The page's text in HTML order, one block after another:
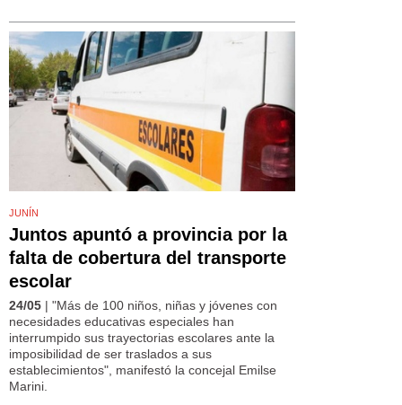
JUNÍN
Juntos apuntó a provincia por la
falta de cobertura del transporte
escolar
24/05 | "Más de 100 niños, niñas y jóvenes con
necesidades educativas especiales han
interrumpido sus trayectorias escolares ante la
imposibilidad de ser traslados a sus
establecimientos", manifestó la concejal Emilse
Marini.